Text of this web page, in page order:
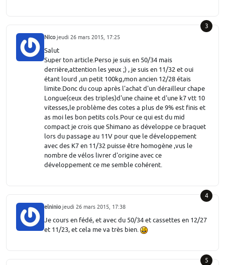
3
NIcojeudi 26 mars 2015, 17:25
Salut
Super ton article.Perso je suis en 50/34 mais
derrière,attention les yeux ;) , je suis en 11/32 et oui
étant lourd ,un petit 100kg,mon ancien 12/28 étais
limite.Donc du coup après l'achat d'un dérailleur chape
Longue(ceux des triples)d'une chaine et d'une k7 vtt 10
vitesses,le problème des cotes a plus de 9% est finis et
as moi les bon petits cols.Pour ce qui est du mid
compact je crois que Shimano as développe ce braquet
lors du passage au 11V pour que le développement
avec des K7 en 11/32 puisse être homogène ,vus le
nombre de vélos livrer d'origine avec ce
développement ce me semble cohérent.
4
elniniojeudi 26 mars 2015, 17:38
Je cours en fédé, et avec du 50/34 et cassettes en 12/27
et 11/23, et cela me va très bien.
5